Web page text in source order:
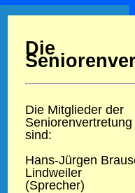
Die
Die Mitglieder der
sind:
Hans-Jürgen
Lindweiler
(Sprecher)